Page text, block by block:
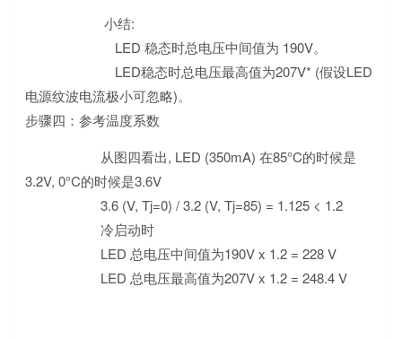
小结:
LED 稳态时总电压中间值为 190V。
LED稳态时总电压最高值为207V* (假设LED
电源纹波电流极小可忽略)。
步骤四：参考温度系数
从图四看出, LED (350mA) 在85°C的时候是
3.2V, 0°C的时候是3.6V
3.6 (V, Tj=0) / 3.2 (V, Tj=85) = 1.125 < 1.2
冷启动时
LED 总电压中间值为190V x 1.2 = 228 V
LED 总电压最高值为207V x 1.2 = 248.4 V